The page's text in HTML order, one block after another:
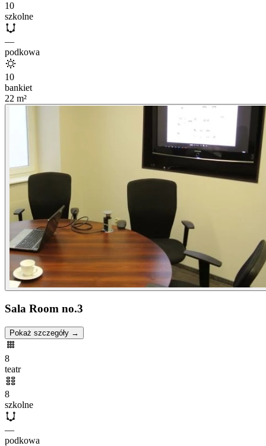
10
szkolne
—
podkowa
10
bankiet
22 m²
Sala Room no.3
Pokaż szczegóły →
8
teatr
8
szkolne
—
podkowa